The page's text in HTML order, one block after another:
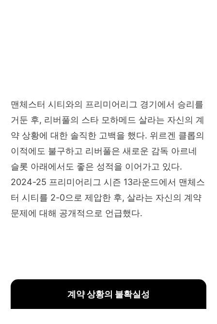
맨체스터 시티와의 프리미어리그 경기에서 승리를
거둔 후, 리버풀의 스타 모하메드 살라는 자신의 계
약 상황에 대한 솔직한 고백을 했다. 위르겐 클롭의
이적에도 불구하고 리버풀은 새로운 감독 아르네
슬롯 아래에서도 좋은 성적을 이어가고 있다.
2024-25 프리미어리그 시즌 13라운드에서 맨체스
터 시티를 2-0으로 제압한 후, 살라는 자신의 계약
문제에 대해 공개적으로 언급했다.
계약 상황의 불확실성